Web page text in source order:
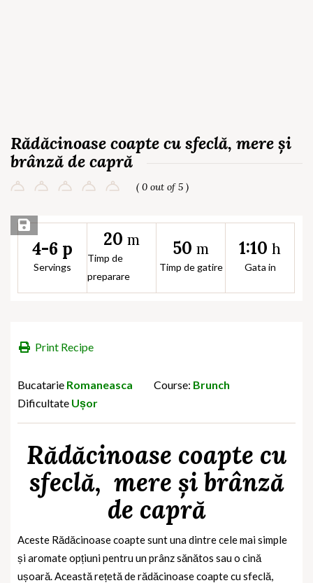
Rădăcinoase coapte cu sfeclă, mere și
brânză de capră
( 0 out of 5 )
Save Recipe
4-6 p
Servings
20 m
Timp de
preparare
50 m
Timp de gatire
1:10 h
Gata in
Print Recipe
Bucatarie Romaneasca Course: Brunch
Dificultate Ușor
Rădăcinoase coapte cu
sfeclă, mere și brânză
de capră
Aceste Rădăcinoase coapte sunt una dintre cele mai simple
și aromate opțiuni pentru un prânz sănătos sau o cină
ușoară. Această rețetă de rădăcinoase coapte cu sfeclă,